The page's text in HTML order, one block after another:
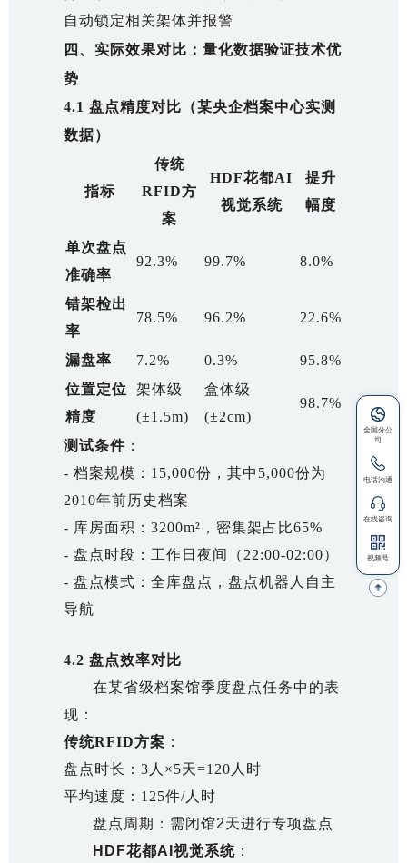
自动锁定相关架体并报警
四、实际效果对比：量化数据验证技术优
势
4.1 盘点精度对比（某央企档案中心实测
数据）
指标
传统
RFID方
案
HDF花都AI
视觉系统
提升
幅度
单次盘点
准确率
92.3% 99.7% 8.0%
错架检出
率
78.5% 96.2% 22.6%
漏盘率 7.2% 0.3%
95.8%
位置定位
精度
架体级
(±1.5m)
盒体级
(±2cm)
98.7%
测试条件 ：
- 档案规模：15,000份，其中5,000份为
2010年前历史档案
- 库房面积：3200m²，密集架占比65%
- 盘点时段：工作日夜间（22:00-02:00）
- 盘点模式：全库盘点，盘点机器人自主
导航
4.2 盘点效率对比
在某省级档案馆季度盘点任务中的表
现：
传统RFID方案 ：
盘点时长：3人×5天=120人时
平均速度：125件/人时
盘点周期：需闭馆2天进行专项盘点
HDF花都AI视觉系统 ：